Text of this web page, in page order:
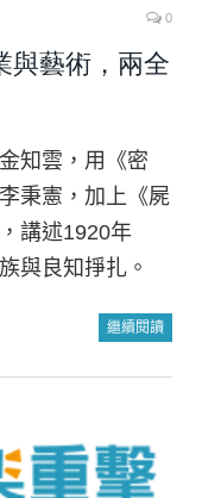
0
與藝術，兩全
知雲，用《密
秉憲，加上《屍
講述1920年
與良知掙扎。
繼續閱讀